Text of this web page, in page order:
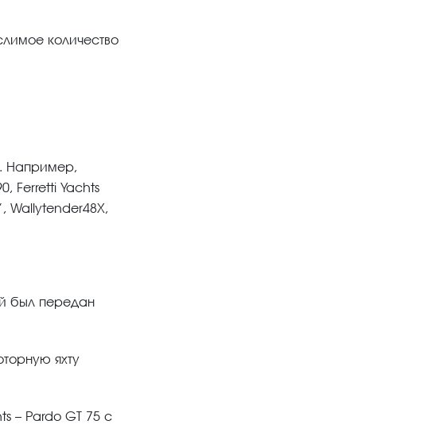
количество
Например,
Ferretti Yachts
Wallytender48X,
был передан
яхту
– Pardo GT 75 с